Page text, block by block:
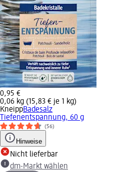
0,95 €
0,06 kg (15,83 € je 1 kg)
KneippBadesalz
Tiefenentspannung, 60 g
(56)
Hinweise
Nicht lieferbar
dm-Markt wählen